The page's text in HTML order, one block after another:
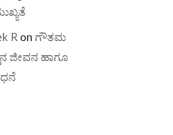
R on ಗೌತಮ
ಜೀವನ ಹಾಗೂ